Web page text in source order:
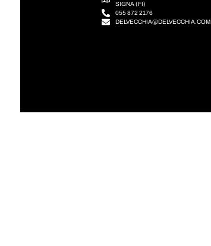
SIGNA (FI)
055 872 2176
DELVECCHIA@DELVECCHIA.COM